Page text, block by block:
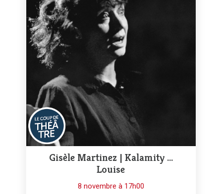
Gisèle Martinez | Kalamity …
Louise
8 novembre à 17h00